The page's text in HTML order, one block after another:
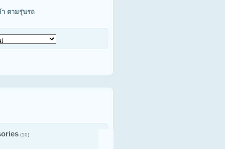
า ตามรุ่นรถ
(10)